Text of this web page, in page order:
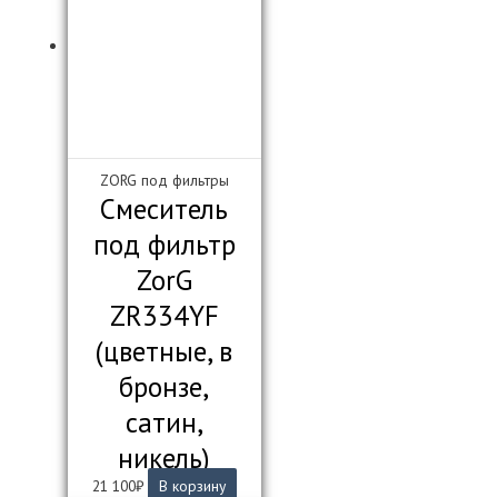
ZORG под фильтры
Смеситель
под фильтр
ZorG
ZR334YF
(цветные, в
бронзе,
сатин,
никель)
21 100₽ В корзину